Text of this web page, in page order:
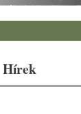
Hírek